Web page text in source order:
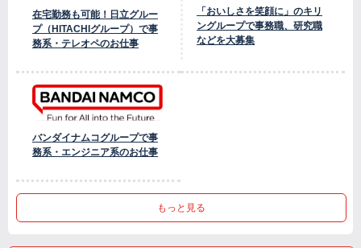
在宅勤務も可能！日立グルー
プ（HITACHIグループ）で事
務系・テレオペのお仕事
「おいしさを笑顔に」のキリ
ングループで事務職、研究職
などを大募集
バンダイナムコグループで事
務系・エンジニア系のお仕事
もっと見る